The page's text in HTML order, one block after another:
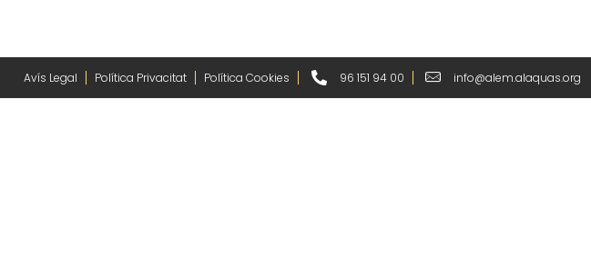
Avís Legal Política Privacitat Política Cookies 96 151 94 00 info@alem.alaquas.org